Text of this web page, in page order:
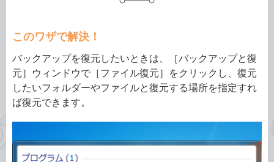
このワザで解決！
バックアップを復元したいときは、［バックアップと復
元］ウィンドウで［ファイル復元］をクリックし、復元
したいフォルダーやファイルと復元する場所を指定すれ
ば復元できます。